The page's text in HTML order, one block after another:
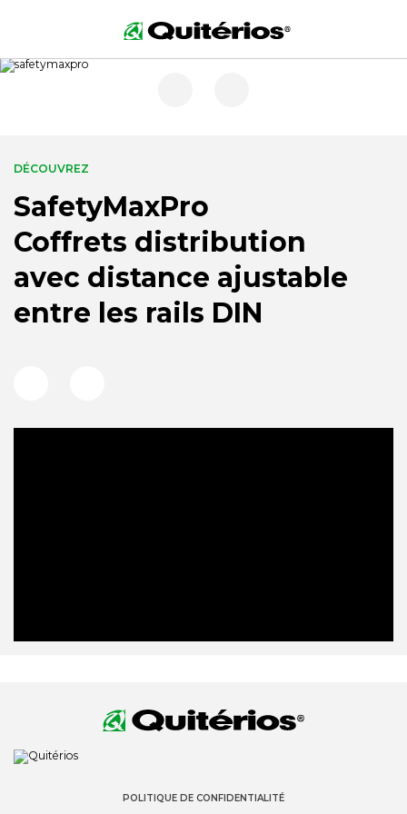
DÉCOUVREZ
SafetyMaxPro
Coffrets distribution
avec distance ajustable
entre les rails DIN
POLITIQUE DE CONFIDENTIALITÉ